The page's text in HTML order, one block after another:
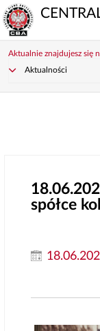
Aktualnie znajdujesz się
Aktualności
spółce